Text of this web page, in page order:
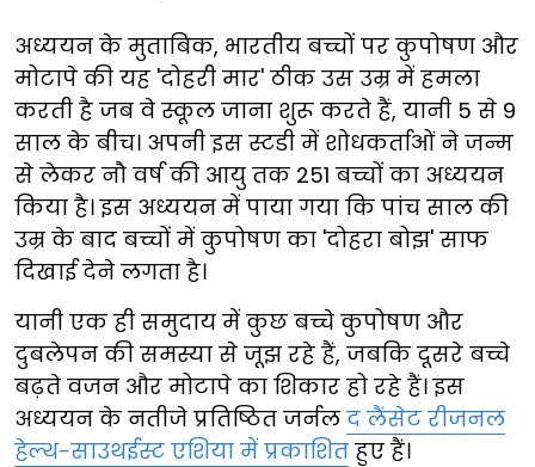
अध्ययन के मुताबिक, भारतीय बच्चों पर कुपोषण और
मोटापे की यह 'दोहरी मार' ठीक उस उम्र में हमला
करती है जब वे स्कूल जाना शुरू करते हैं, यानी 5 से 9
साल के बीच। अपनी इस स्टडी में शोधकर्ताओं ने जन्म
से लेकर नौ वर्ष की आयु तक 251 बच्चों का अध्ययन
किया है। इस अध्ययन में पाया गया कि पांच साल की
उम्र के बाद बच्चों में कुपोषण का 'दोहरा बोझ' साफ
दिखाई देने लगता है।
यानी एक ही समुदाय में कुछ बच्चे कुपोषण और
दुबलेपन की समस्या से जूझ रहे हैं, जबकि दूसरे बच्चे
बढ़ते वजन और मोटापे का शिकार हो रहे हैं। इस
अध्ययन के नतीजे प्रतिष्ठित जर्नल द लैंसेट रीजनल
हेल्थ-साउथईस्ट एशिया में प्रकाशित हुए हैं।